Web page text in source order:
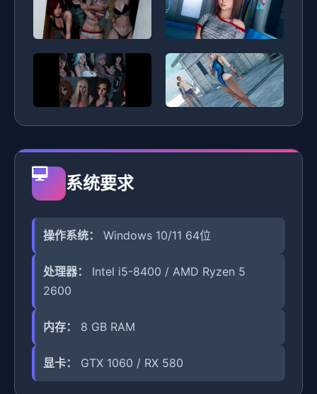
系统要求
操作系统： Windows 10/11 64位
处理器：
Intel i5-8400 / AMD Ryzen 5
2600
内存： 8 GB RAM
显卡： GTX 1060 / RX 580